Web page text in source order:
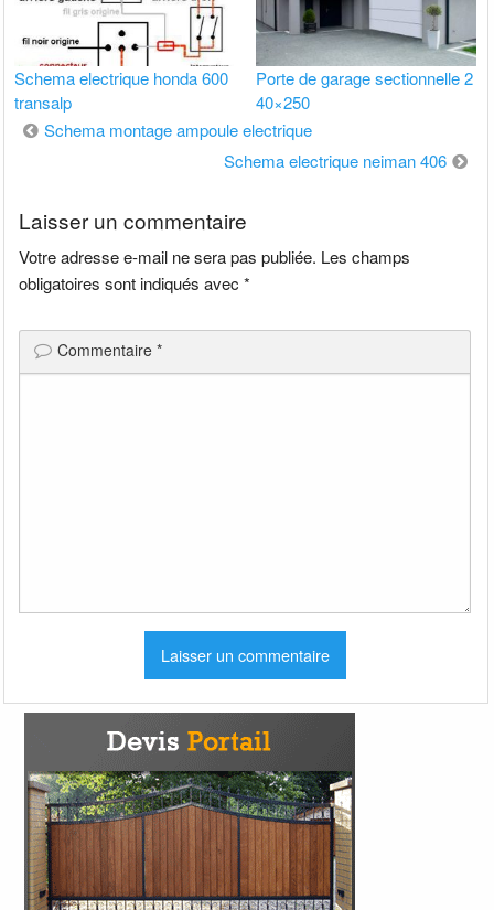
Schema electrique honda 600
transalp
Porte de garage sectionnelle 2
40×250
Navigation
Schema montage ampoule electrique
Schema electrique neiman 406
Laisser un commentaire
Votre adresse e-mail ne sera pas publiée. Les champs
obligatoires sont indiqués avec*
Commentaire*